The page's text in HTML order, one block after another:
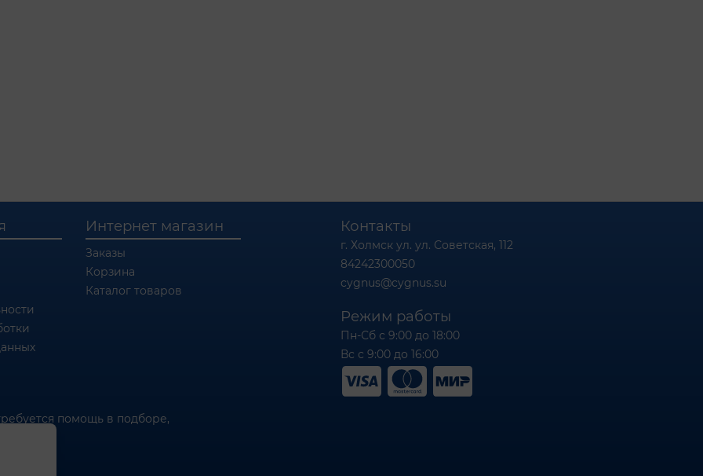
Интернет магазин
Заказы
Корзина
Каталог товаров
помощь в подборе,
Контакты
г. Холмск ул. ул. Советская, 112
84242300050
cygnus@cygnus.su
Режим работы
Пн-Сб с 9:00 до 18:00
Вс с 9:00 до 16:00